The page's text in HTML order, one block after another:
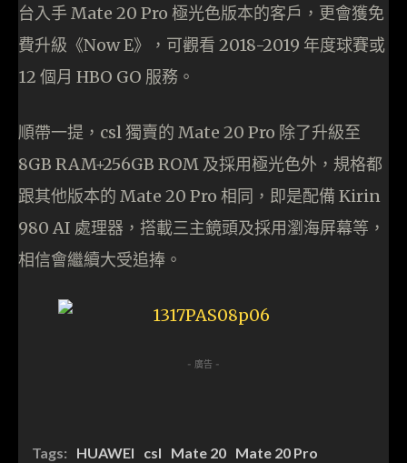
台入手 Mate 20 Pro 極光色版本的客戶，更會獲免
費升級《Now E》，可觀看 2018-2019 年度球賽或
12 個月 HBO GO 服務。
順帶一提，csl 獨賣的 Mate 20 Pro 除了升級至
8GB RAM+256GB ROM 及採用極光色外，規格都
跟其他版本的 Mate 20 Pro 相同，即是配備 Kirin
980 AI 處理器，搭載三主鏡頭及採用瀏海屏幕等，
相信會繼續大受追捧。
- 廣告 -
Tags: HUAWEI csl Mate 20 Mate 20 Pro